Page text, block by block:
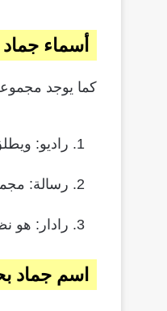
أسماء
كما يوجد
راديو:
رسالة:
رادار: هو
اسم جماد